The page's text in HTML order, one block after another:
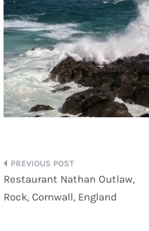
Restaurant Nathan Outlaw,
Rock, Cornwall, England